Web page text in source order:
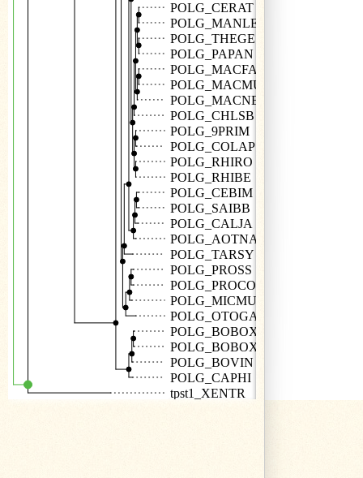
POLG_CERAT
POLG_MANLE
POLG_THEGE
POLG_PAPAN
POLG_MACFA
POLG_MACMU
POLG_MACNE
POLG_CHLSB
POLG_9PRIM
POLG_COLAP
POLG_RHIRO
POLG_RHIBE
POLG_CEBIM
POLG_SAIBB
POLG_CALJA
POLG_AOTNA
POLG_TARSY
POLG_PROSS
POLG_PROCO
POLG_MICMU
POLG_OTOGA
POLG_BOBOX
POLG_BOBOX
POLG_BOVIN
POLG_CAPHI
tpst1_XENTR